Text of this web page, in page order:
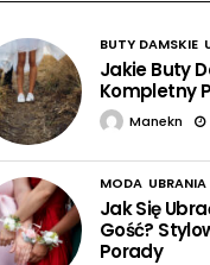
BUTY DAMSKIE
Jakie Buty
Kompletny
Manekn
MODA
Jak Się
Gość?
Porady